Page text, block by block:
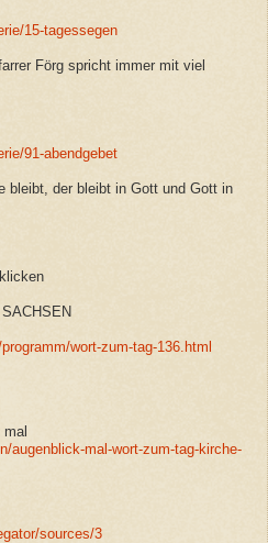
15-tagessegen
Förg spricht immer mit viel
91-abendgebet
bleibt, der bleibt in Gott und Gott in
wort-zum-tag-136.html
mal
augenblick-mal-wort-zum-tag-kirche-
sources/3